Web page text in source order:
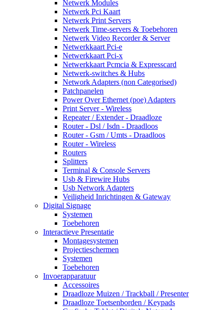
Netwerk Modules
Netwerk Pci Kaart
Netwerk Print Servers
Netwerk Time-servers & Toebehoren
Netwerk Video Recorder & Server
Netwerkkaart Pci-e
Netwerkkaart Pci-x
Netwerkkaart Pcmcia & Expresscard
Netwerk-switches & Hubs
Network Adapters (non Categorised)
Patchpanelen
Power Over Ethernet (poe) Adapters
Print Server - Wireless
Repeater / Extender - Draadloze
Router - Dsl / Isdn - Draadloos
Router - Gsm / Umts - Draadloos
Router - Wireless
Routers
Splitters
Terminal & Console Servers
Usb & Firewire Hubs
Usb Network Adapters
Veiligheid Inrichtingen & Gateway
Digital Signage
Systemen
Toebehoren
Interactieve Presentatie
Montagesystemen
Projectieschermen
Systemen
Toebehoren
Invoerapparatuur
Accessoires
Draadloze Muizen / Trackball / Presenter
Draadloze Toetsenborden / Keypads